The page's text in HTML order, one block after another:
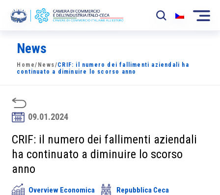
La Camera
News
Sviluppo Mercato
Soci
Partner
News
Home/ News/CRIF: il numero dei fallimenti aziendali ha
continuato a diminuire lo scorso anno
09.01.2024
CRIF: il numero dei fallimenti aziendali
ha continuato a diminuire lo scorso
anno
Overview Economica Repubblica Ceca